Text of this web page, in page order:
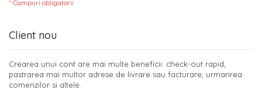
Client nou
Crearea unui cont are mai multe beneficii: check-out rapid,
pastrarea mai multor adrese de livrare sau facturare, urmarirea
comenzilor si altele.